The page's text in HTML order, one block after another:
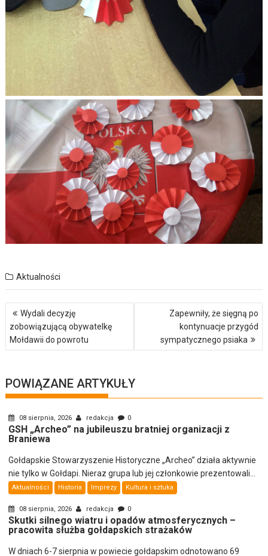
Aktualności
Nawigacja
wpisu
Wydali decyzję
zobowiązującą obywatelkę
Mołdawii do powrotu
Zapewniły, że sięgną po
kontynuacje przygód
sympatycznego psiaka
POWIĄZANE ARTYKUŁY
08 sierpnia, 2026 redakcja 0
GSH „Archeo” na jubileuszu bratniej organizacji z
Braniewa
Gołdapskie Stowarzyszenie Historyczne „Archeo” działa aktywnie
nie tylko w Gołdapi. Nieraz grupa lub jej członkowie prezentowali...
Aktualności Historia Imprezy Kultura i sztuka
08 sierpnia, 2026 redakcja 0
Skutki silnego wiatru i opadów atmosferycznych –
pracowita służba gołdapskich strażaków
W dniach 6-7 sierpnia w powiecie gołdapskim odnotowano 69